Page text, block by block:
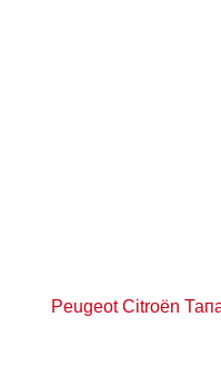
Peugeot Citroën